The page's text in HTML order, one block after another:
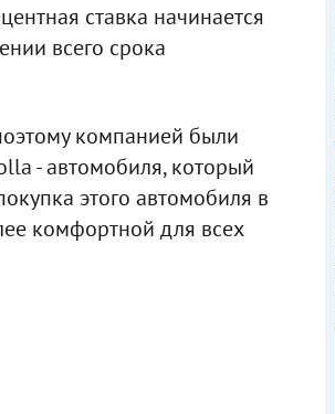
ставка начинается
всего срока
компанией были
- автомобиля, который
этого автомобиля в
комфортной для всех